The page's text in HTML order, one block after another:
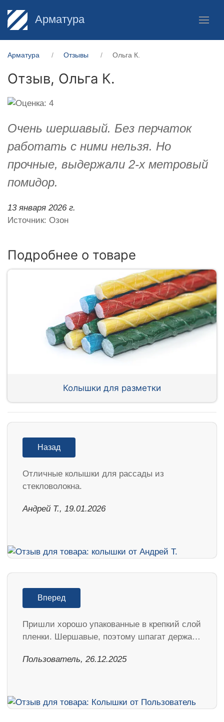
Арматура
Арматура Отзывы Ольга К.
Отзыв, Ольга К.
Очень шершавый. Без перчаток
работать с ними нельзя. Но
прочные, выдержали 2-х метровый
помидор.
13 января 2026 г.
Источник: Озон
Подробнее о товаре
Колышки для разметки
Назад
Отличные колышки для рассады из
стекловолокна.
Андрей Т., 19.01.2026
Вперед
Пришли хорошо упакованные в крепкий слой
пленки. Шершавые, поэтому шпагат держа…
Пользователь, 26.12.2025